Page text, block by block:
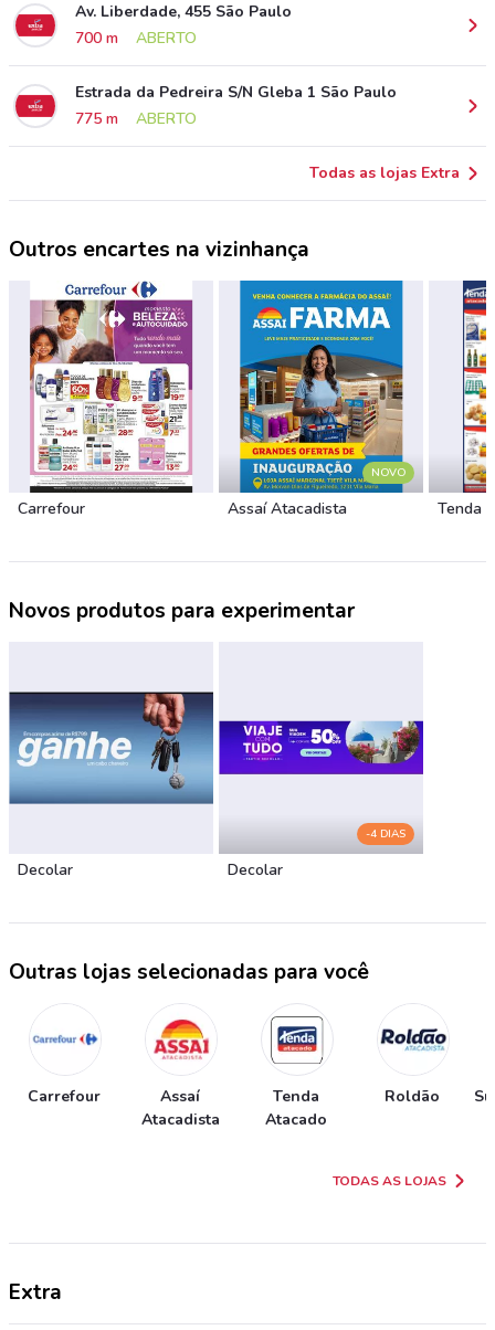
Av. Liberdade, 455 São Paulo
700 m
ABERTO
Estrada da Pedreira S/N Gleba 1 São Paulo
775 m
ABERTO
Todas as lojas Extra
Outros encartes na vizinhança
Carrefour
NOVO
Assaí Atacadista Tenda
Novos produtos para experimentar
Decolar
-4 DIAS
Decolar
Outras lojas selecionadas para você
Carrefour
Assaí
Atacadista
Tenda
Atacado
Roldão
TODAS AS LOJAS
Extra